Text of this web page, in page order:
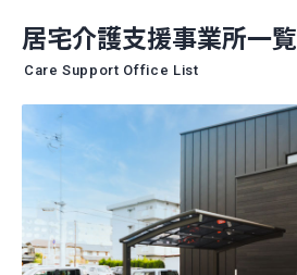
居宅介護支援事業所一覧
Care Support Office List